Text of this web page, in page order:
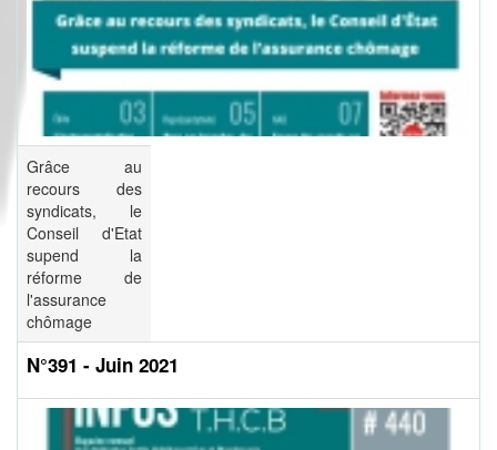
Grâce au
recours des
syndicats, le
Conseil d'Etat
supend la
réforme de
l'assurance
chômage
N°391 - Juin 2021